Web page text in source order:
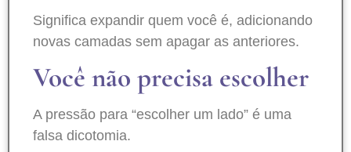
Significa expandir quem você é, adicionando
novas camadas sem apagar as anteriores.
Você não precisa escolher
A pressão para “escolher um lado” é uma
falsa dicotomia.